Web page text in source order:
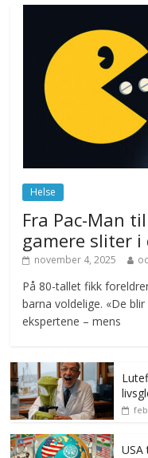
Helse
Fra Pac-Man
gamere sliter i
november 4, 2025
På 80-tallet fikk
barna voldelige. «De
ekspertene – mens